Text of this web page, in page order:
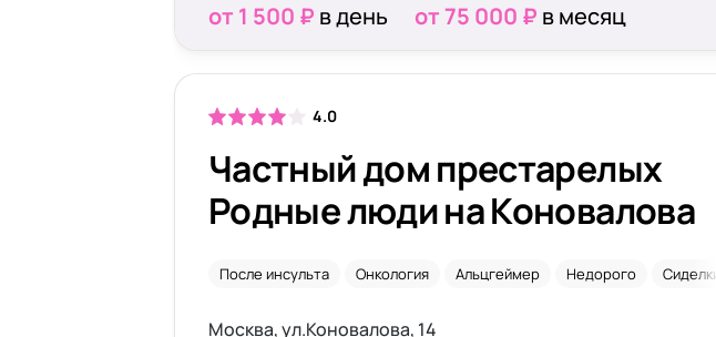
от 1 500 ₽ в день от 75 000 ₽ в месяц
4.0
Частный дом престарелых
Родные люди на Коновалова
После инсульта Онкология Альцгеймер Недорого Сиделки
Москва, ул.Коновалова, 14